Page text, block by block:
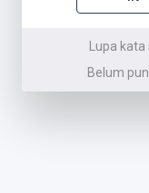
Lupa
Belum